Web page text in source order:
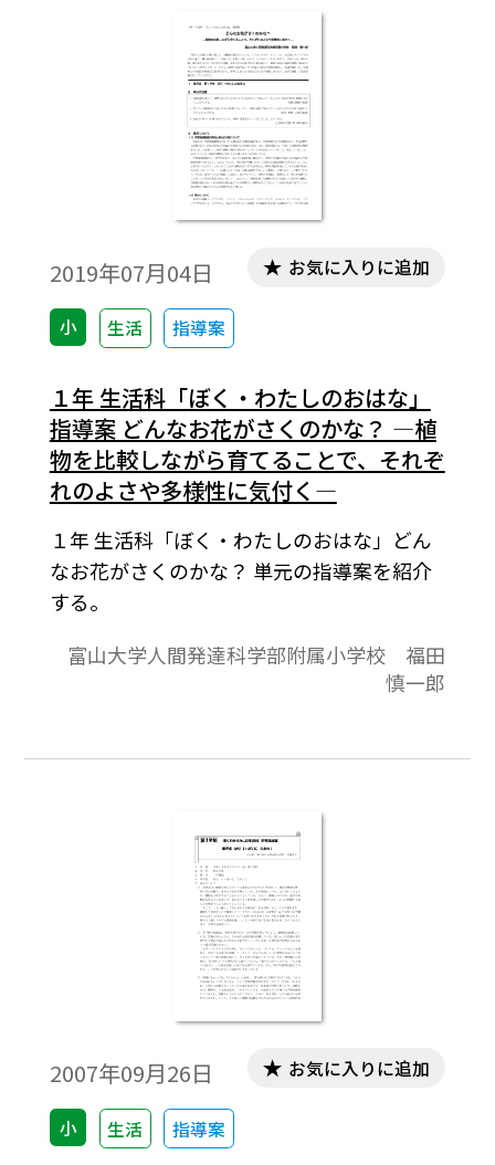
たりし、充実感をもってやり遂げるように
2019年07月04日
小 生活 指導案
お気に入りに追加
１年 生活科「ぼく・わたしのおはな」
指導案 どんなお花がさくのかな？ ―植
物を比較しながら育てることで、それぞ
れのよさや多様性に気付く―
１年 生活科「ぼく・わたしのおはな」どん
なお花がさくのかな？ 単元の指導案を紹介
する。
富山大学人間発達科学部附属小学校 福田
慎一郎
2007年09月26日
小 生活 指導案
お気に入りに追加